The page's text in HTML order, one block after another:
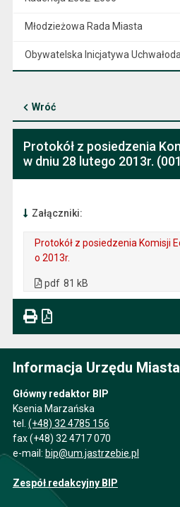
Młodzieżowa Rada Miasta
Obywatelska Inicjatywa
Wróć
Protokół z posiedzenia
w dniu 28 lutego 2013r.
Załączniki:
Protokół z posiedzenia Komisji
o 2013r.
pdf 81 kB
Informacja Urzędu
Główny redaktor BIP
Ksenia Marzańska
tel. (+48) 32 4785 156
fax (+48) 32 4717 070
e-mail: bip@um.jastrzebie.pl
Zespół redakcyjny BIP